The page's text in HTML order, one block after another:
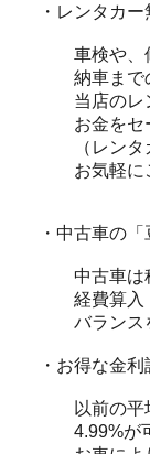
・レンタカ
車検や、修
納車までの
当店のレン
お金をセー
（レンタカ
お気軽にご
・中古車の
中古車は税
経費算入「
バランスを
・お得な金利
以前の平
4.99%が可